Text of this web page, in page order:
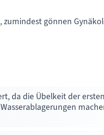
gönnen
da die Übelkeit der